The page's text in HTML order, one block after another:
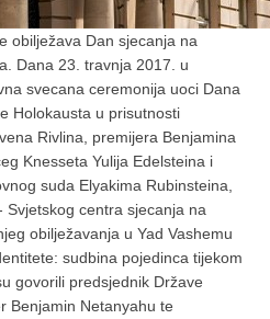
obilježava Dan sjecanja na
Dana 23. travnja 2017. u
svecana ceremonija uoci Dana
Holokausta u prisutnosti
Rivlina, premijera Benjamina
Knesseta Yulija Edelsteina i
suda Elyakima Rubinsteina,
Svjetskog centra sjecanja na
obilježavanja u Yad Vashemu
sudbina pojedinca tijekom
govorili predsjednik Države
Benjamin Netanyahu te